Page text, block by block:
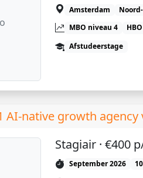
Amsterdam
MBO niveau 4
Afstudeerstage
AI-native growth
Stagiair · €400
September 2026